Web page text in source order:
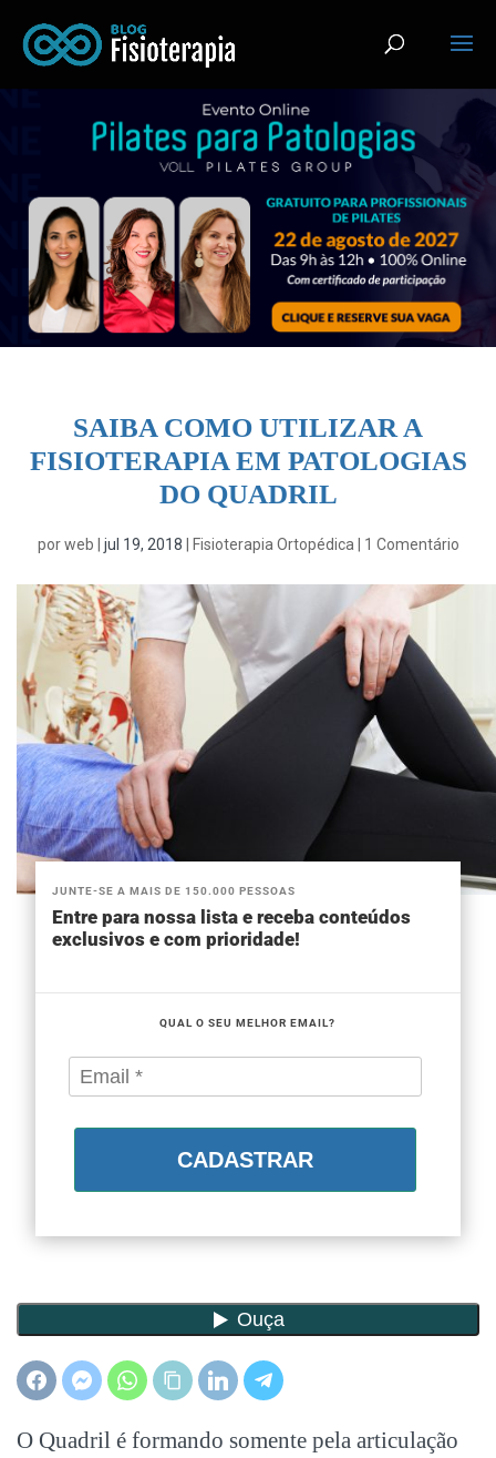
SAIBA COMO UTILIZAR A
FISIOTERAPIA EM PATOLOGIAS
DO QUADRIL
porweb jul 19, 2018 Fisioterapia Ortopédica| 1 Comentário
JUNTE-SE A MAIS DE 150.000 PESSOAS
Entre para nossa lista e receba conteúdos
exclusivos e com prioridade!
QUAL O SEU MELHOR EMAIL?
CADASTRAR
O Quadril é formando somente pela articulação